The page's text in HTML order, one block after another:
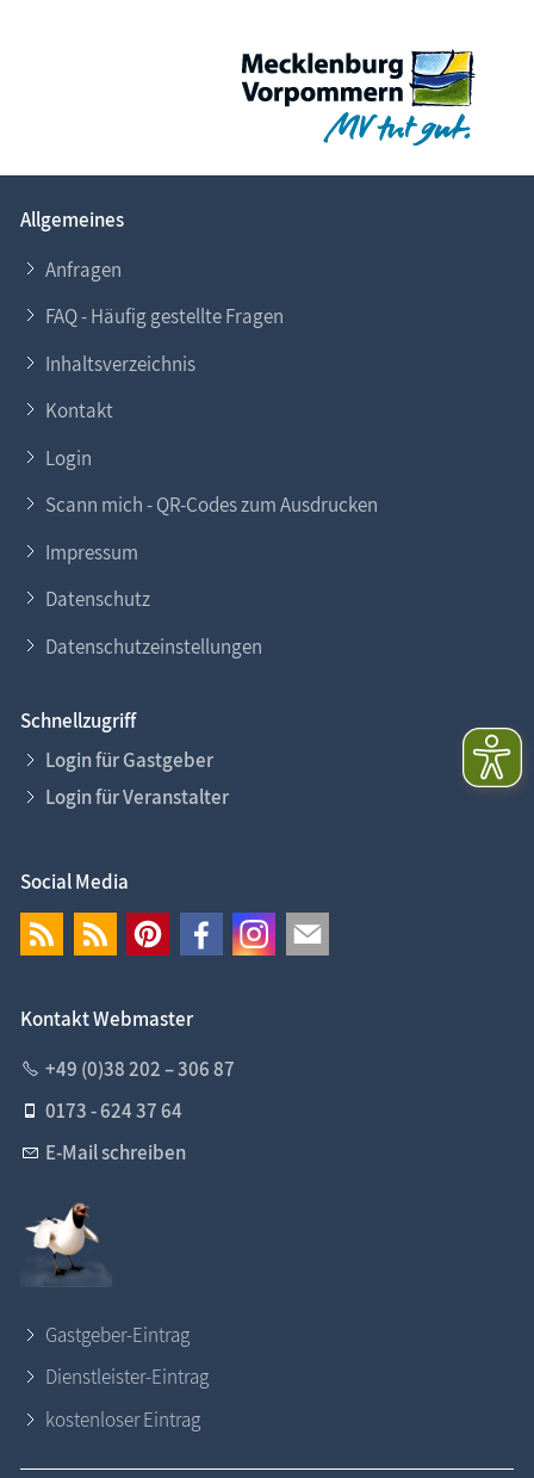
Allgemeines
Anfragen
FAQ - Häufig gestellte Fragen
Inhaltsverzeichnis
Kontakt
Login
Scann mich - QR-Codes zum Ausdrucken
Impressum
Datenschutz
Datenschutzeinstellungen
Schnellzugriff
Login für Gastgeber
Login für Veranstalter
Social Media
Kontakt Webmaster
+49 (0)38 202 – 306 87
0173 - 624 37 64
E-Mail schreiben
Gastgeber-Eintrag
Dienstleister-Eintrag
kostenloser Eintrag